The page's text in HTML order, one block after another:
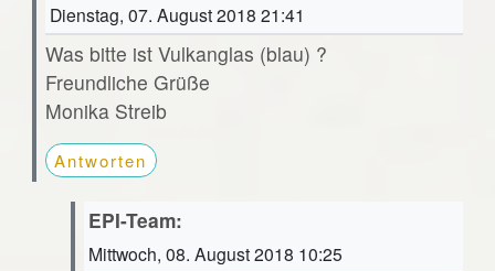
Dienstag, 07. August 2018 21:41
Was bitte ist Vulkanglas (blau) ?
Freundliche Grüße
Monika Streib
Antworten
EPI-Team:
Mittwoch, 08. August 2018 10:25